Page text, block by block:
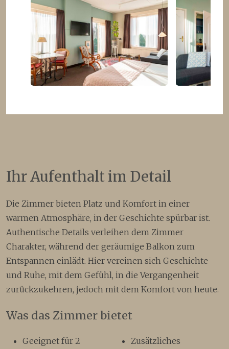
Ihr Aufenthalt im Detail
Die Zimmer bieten Platz und Komfort in einer
warmen Atmosphäre, in der Geschichte spürbar ist.
Authentische Details verleihen dem Zimmer
Charakter, während der geräumige Balkon zum
Entspannen einlädt. Hier vereinen sich Geschichte
und Ruhe, mit dem Gefühl, in die Vergangenheit
zurückzukehren, jedoch mit dem Komfort von heute.
Was das Zimmer bietet
Geeignet für 2
Zusätzliches